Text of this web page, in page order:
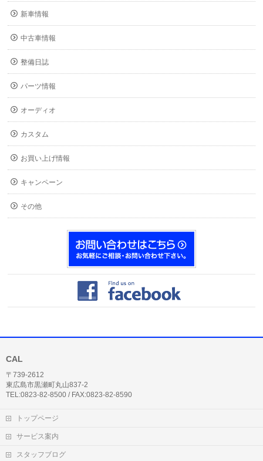
新車情報
中古車情報
整備日誌
パーツ情報
オーディオ
カスタム
お買い上げ情報
キャンペーン
その他
CAL
〒739-2612
東広島市黒瀬町丸山837-2
TEL:0823-82-8500 / FAX:0823-82-8590
トップページ
サービス案内
スタッフブログ